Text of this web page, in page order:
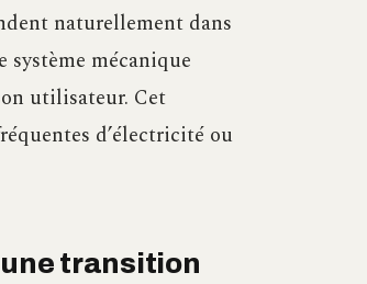
naturellement dans
mécanique
utilisateur. Cet
d’électricité ou
transition